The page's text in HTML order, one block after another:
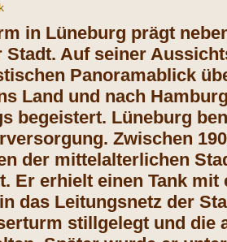
in Lüneburg prägt
Auf seiner
Panoramablick
Land und nach
begeistert. Lüneburg
Zwischen
der mittelalterlichen
Er erhielt einen Tank mit
das Leitungsnetz der
stillgelegt und